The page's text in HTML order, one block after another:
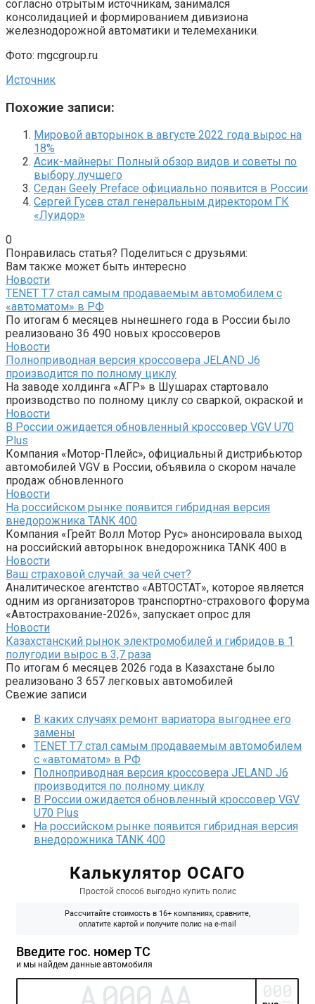
согласно отрытым источникам, занимался
консолидацией и формированием дивизиона
железнодорожной автоматики и телемеханики.
Фото: mgcgroup.ru
Источник
Похожие записи:
Мировой авторынок в августе 2022 года вырос на
18%
Асик-майнеры: Полный обзор видов и советы по
выбору лучшего
Седан Geely Preface официально появится в России
Сергей Гусев стал генеральным директором ГК
«Луидор»
0
Понравилась статья? Поделиться с друзьями:
Вам также может быть интересно
Новости
TENET T7 стал самым продаваемым автомобилем с
«автоматом» в РФ
По итогам 6 месяцев нынешнего года в России было
реализовано 36 490 новых кроссоверов
Новости
Полноприводная версия кроссовера JELAND J6
производится по полному циклу
На заводе холдинга «АГР» в Шушарах стартовало
производство по полному циклу со сваркой, окраской и
Новости
В России ожидается обновленный кроссовер VGV U70
Plus
Компания «Мотор-Плейс», официальный дистрибьютор
автомобилей VGV в России, объявила о скором начале
продаж обновленного
Новости
На российском рынке появится гибридная версия
внедорожника TANK 400
Компания «Грейт Волл Мотор Рус» анонсировала выход
на российский авторынок внедорожника TANK 400 в
Новости
Ваш страховой случай: за чей счет?
Аналитическое агентство «АВТОСТАТ», которое является
одним из организаторов транспортно-страхового форума
«Автострахование-2026», запускает опрос для
Новости
Казахстанский рынок электромобилей и гибридов в 1
полугодии вырос в 3,7 раза
По итогам 6 месяцев 2026 года в Казахстане было
реализовано 3 657 легковых автомобилей
Свежие записи
В каких случаях ремонт вариатора выгоднее его
замены
TENET T7 стал самым продаваемым автомобилем
с «автоматом» в РФ
Полноприводная версия кроссовера JELAND J6
производится по полному циклу
В России ожидается обновленный кроссовер VGV
U70 Plus
На российском рынке появится гибридная версия
внедорожника TANK 400